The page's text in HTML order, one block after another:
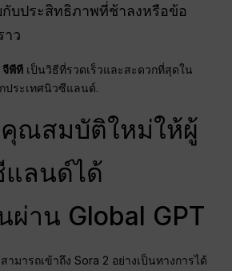
กับประสิทธิภาพที่ช้าลงหรือข้อ
าว
จีพีที เป็นวิธีที่รวดเร็วและสะดวกที่สุดใน
ประเทศนิวซีแลนด์.
ณสมบัติใหม่ให้ผู้
ลนด์ได้
ผ่าน Global GPT
มารถเข้าถึง Sora 2 อย่างเป็นทางการได้